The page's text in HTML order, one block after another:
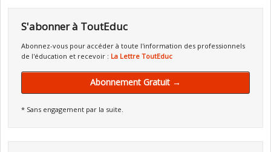
S'abonner à ToutEduc
Abonnez-vous pour accéder à toute l'information des professionnels
de l'éducation et recevoir : La Lettre ToutEduc
Abonnement Gratuit →
* Sans engagement par la suite.